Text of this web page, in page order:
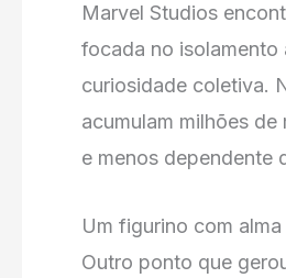
Marvel Studios
focada no isolamento
curiosidade coletiva.
acumulam milhões
e menos dependente
Um figurino com
Outro ponto que